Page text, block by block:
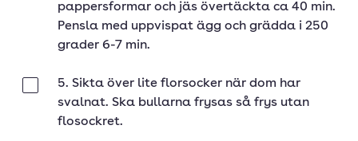
pappersformar och jäs övertäckta ca 40 min.
Pensla med uppvispat ägg och grädda i 250
grader 6-7 min.
5. Sikta över lite florsocker när dom har
svalnat. Ska bullarna frysas så frys utan
flosockret.